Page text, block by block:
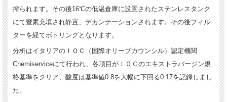
搾られます。その後16℃の低温倉庫に設置されたステンレスタンク
にて窒素充填され静置、デカンテーションされます。その後フィル
ターを経てボトリングとなります。
分析はイタリアのＩＯＣ（国際オリーブカウンシル）認定機関
Chemiserviceにて行われ、各項目がＩＯＣのエキストラバージン規
格基準をクリア、酸度は基準値0.8を大幅に下回る0.17を記録しまし
た。